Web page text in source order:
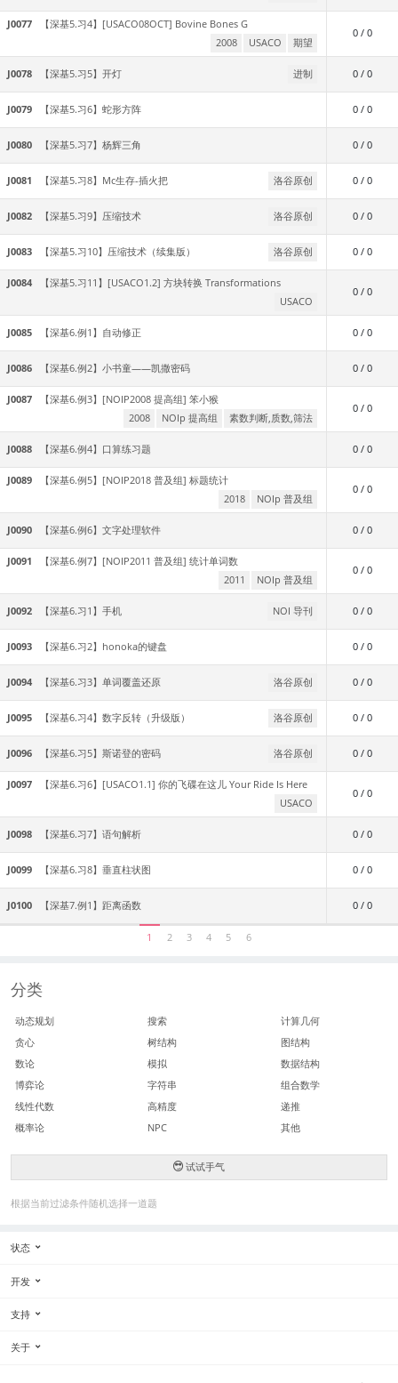
J0077 【深基5.习4】[USACO08OCT] Bovine Bones G
2008
USACO 期望
0 / 0
J0078 【深基5.习5】开灯 进制 0 / 0
J0079 【深基5.习6】蛇形方阵 0 / 0
J0080 【深基5.习7】杨辉三角 0 / 0
J0081 【深基5.习8】Mc生存-插火把 洛谷原创 0 / 0
J0082 【深基5.习9】压缩技术 洛谷原创 0 / 0
J0083 【深基5.习10】压缩技术（续集版） 洛谷原创 0 / 0
J0084 【深基5.习11】[USACO1.2] 方块转换 Transformations
USACO
0 / 0
J0085 【深基6.例1】自动修正 0 / 0
J0086 【深基6.例2】小书童——凯撒密码 0 / 0
J0087 【深基6.例3】[NOIP2008 提高组] 笨小猴
2008
NOIp 提高组 素数判断,质数,筛法
0 / 0
J0088 【深基6.例4】口算练习题 0 / 0
J0089 【深基6.例5】[NOIP2018 普及组] 标题统计
2018
NOIp 普及组
0 / 0
J0090 【深基6.例6】文字处理软件 0 / 0
J0091 【深基6.例7】[NOIP2011 普及组] 统计单词数
2011
NOIp 普及组
0 / 0
J0092 【深基6.习1】手机 NOI 导刊 0 / 0
J0093 【深基6.习2】honoka的键盘 0 / 0
J0094 【深基6.习3】单词覆盖还原 洛谷原创 0 / 0
J0095 【深基6.习4】数字反转（升级版） 洛谷原创 0 / 0
J0096 【深基6.习5】斯诺登的密码 洛谷原创 0 / 0
J0097 【深基6.习6】[USACO1.1] 你的飞碟在这儿 Your Ride Is Here
USACO
0 / 0
J0098 【深基6.习7】语句解析 0 / 0
J0099 【深基6.习8】垂直柱状图 0 / 0
J0100 【深基7.例1】距离函数 0 / 0
1 2 3 4 5 6
分类
动态规划 搜索
计算几何
贪心
树结构
图结构
数论
模拟
数据结构
博弈论
字符串
组合数学
线性代数
高精度
递推
概率论
NPC 其他
试试手气
根据当前过滤条件随机选择一道题
状态
开发
支持
关于